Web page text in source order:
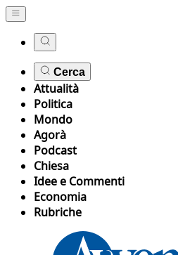
Cerca
Attualità
Politica
Mondo
Agorà
Podcast
Chiesa
Idee e Commenti
Economia
Rubriche